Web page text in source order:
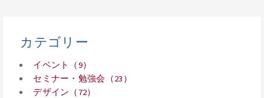
カテゴリー
イベント（9）
セミナー・勉強会（23）
デザイン（72）